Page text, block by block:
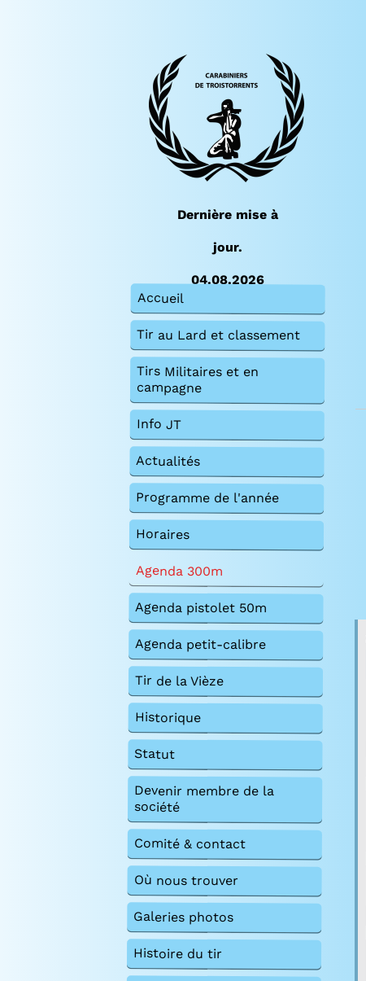
Accueil
Tir au Lard et classement
Tirs Militaires et en
campagne
Info JT
Actualités
Programme de l'année
Horaires
Agenda 300m
Agenda pistolet 50m
Agenda petit-calibre
Tir de la Vièze
Historique
Statut
Devenir membre de la
société
Comité & contact
Où nous trouver
Galeries photos
Histoire du tir
Dernière mise à
jour.
04.08.2026